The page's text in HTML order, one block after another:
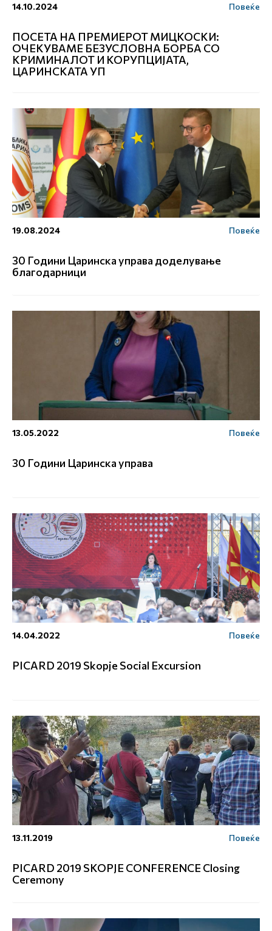
14.10.2024 Повеќе
ПОСЕТА НА ПРЕМИЕРОТ МИЦКОСКИ:
ОЧЕКУВАМЕ БЕЗУСЛОВНА БОРБА СО
КРИМИНАЛОТ И КОРУПЦИЈАТА,
ЦАРИНСКАТА УП
19.08.2024 Повеќе
30 Години Царинска управа доделување
благодарници
13.05.2022 Повеќе
30 Години Царинска управа
14.04.2022 Повеќе
PICARD 2019 Skopje Social Excursion
13.11.2019 Повеќе
PICARD 2019 SKOPJE CONFERENCE Closing
Ceremony